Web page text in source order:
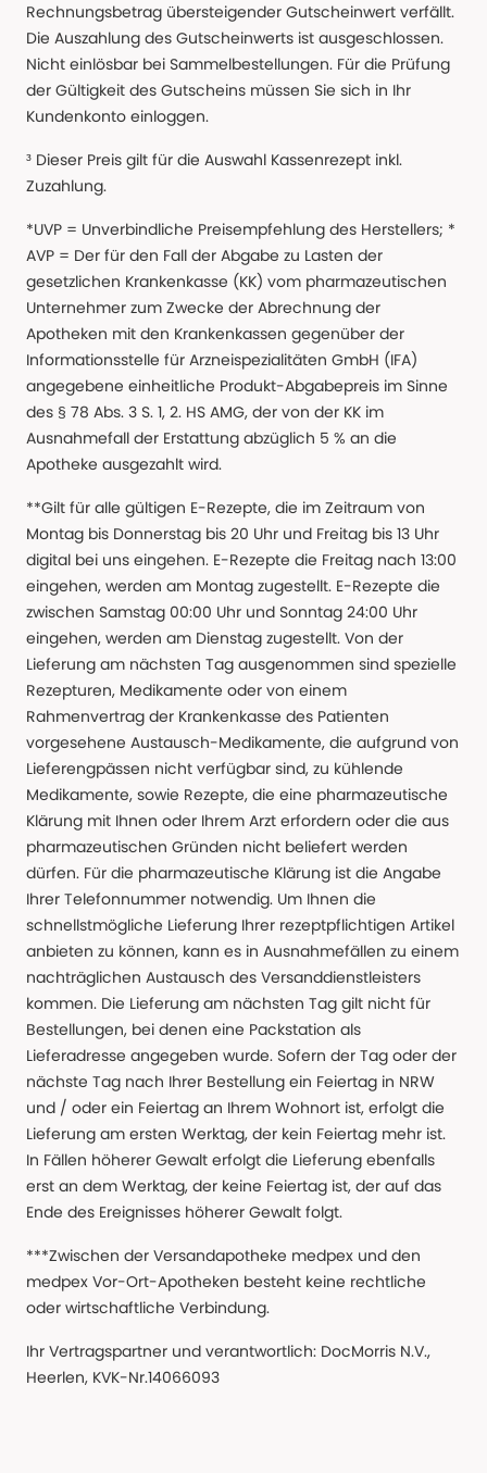
Rechnungsbetrag übersteigender Gutscheinwert verfällt.
Die Auszahlung des Gutscheinwerts ist ausgeschlossen.
Nicht einlösbar bei Sammelbestellungen. Für die Prüfung
der Gültigkeit des Gutscheins müssen Sie sich in Ihr
Kundenkonto einloggen.
³ Dieser Preis gilt für die Auswahl Kassenrezept inkl.
Zuzahlung.
*UVP = Unverbindliche Preisempfehlung des Herstellers; *
AVP = Der für den Fall der Abgabe zu Lasten der
gesetzlichen Krankenkasse (KK) vom pharmazeutischen
Unternehmer zum Zwecke der Abrechnung der
Apotheken mit den Krankenkassen gegenüber der
Informationsstelle für Arzneispezialitäten GmbH (IFA)
angegebene einheitliche Produkt-Abgabepreis im Sinne
des § 78 Abs. 3 S. 1, 2. HS AMG, der von der KK im
Ausnahmefall der Erstattung abzüglich 5 % an die
Apotheke ausgezahlt wird.
**Gilt für alle gültigen E-Rezepte, die im Zeitraum von
Montag bis Donnerstag bis 20 Uhr und Freitag bis 13 Uhr
digital bei uns eingehen. E-Rezepte die Freitag nach 13:00
eingehen, werden am Montag zugestellt. E-Rezepte die
zwischen Samstag 00:00 Uhr und Sonntag 24:00 Uhr
eingehen, werden am Dienstag zugestellt. Von der
Lieferung am nächsten Tag ausgenommen sind spezielle
Rezepturen, Medikamente oder von einem
Rahmenvertrag der Krankenkasse des Patienten
vorgesehene Austausch-Medikamente, die aufgrund von
Lieferengpässen nicht verfügbar sind, zu kühlende
Medikamente, sowie Rezepte, die eine pharmazeutische
Klärung mit Ihnen oder Ihrem Arzt erfordern oder die aus
pharmazeutischen Gründen nicht beliefert werden
dürfen. Für die pharmazeutische Klärung ist die Angabe
Ihrer Telefonnummer notwendig. Um Ihnen die
schnellstmögliche Lieferung Ihrer rezeptpflichtigen Artikel
anbieten zu können, kann es in Ausnahmefällen zu einem
nachträglichen Austausch des Versanddienstleisters
kommen. Die Lieferung am nächsten Tag gilt nicht für
Bestellungen, bei denen eine Packstation als
Lieferadresse angegeben wurde. Sofern der Tag oder der
nächste Tag nach Ihrer Bestellung ein Feiertag in NRW
und / oder ein Feiertag an Ihrem Wohnort ist, erfolgt die
Lieferung am ersten Werktag, der kein Feiertag mehr ist.
In Fällen höherer Gewalt erfolgt die Lieferung ebenfalls
erst an dem Werktag, der keine Feiertag ist, der auf das
Ende des Ereignisses höherer Gewalt folgt.
***Zwischen der Versandapotheke medpex und den
medpex Vor-Ort-Apotheken besteht keine rechtliche
oder wirtschaftliche Verbindung.
Ihr Vertragspartner und verantwortlich: DocMorris N.V.,
Heerlen, KVK-Nr.14066093